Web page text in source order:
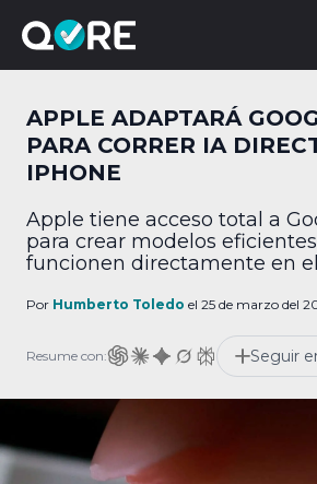
APPLE ADAPTARÁ
PARA CORRER IA
IPHONE
Apple tiene acceso total a
para crear modelos
funcionen directamente en
Por Humberto Toledo el 25 de marzo del
Resume con: Seguir